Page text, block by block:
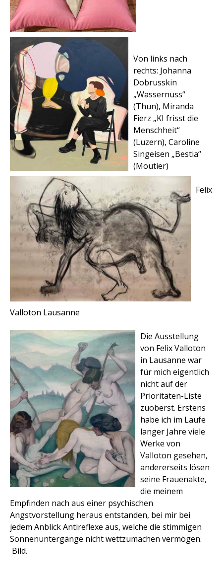
Von links nach
rechts: Johanna
Dobrusskin
„Wassernuss“
(Thun), Miranda
Fierz „KI frisst die
Menschheit“
(Luzern), Caroline
Singeisen „Bestia“
(Moutier)
Felix
Valloton Lausanne
Die Ausstellung
von Felix Valloton
in Lausanne war
für mich eigentlich
nicht auf der
Prioritäten-Liste
zuoberst. Erstens
habe ich im Laufe
langer Jahre viele
Werke von
Valloton gesehen,
andererseits lösen
seine Frauenakte,
die meinem
Empfinden nach aus einer psychischen
Angstvorstellung heraus entstanden, bei mir bei
jedem Anblick Antireflexe aus, welche die stimmigen
Sonnenuntergänge nicht wettzumachen vermögen.
Bild.